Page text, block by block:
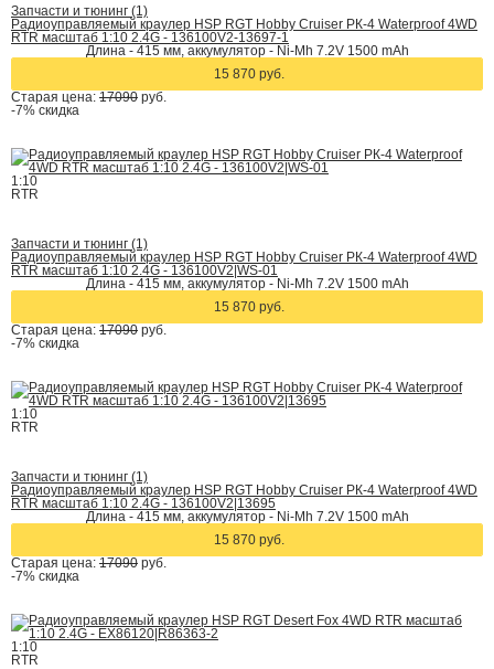
Запчасти и тюнинг (1)
Радиоуправляемый краулер HSP RGT Hobby Cruiser РК-4 Waterproof 4WD
RTR масштаб 1:10 2.4G - 136100V2-13697-1
Длина - 415 мм, аккумулятор - Ni-Mh 7.2V 1500 mAh
15 870 руб.
Старая цена: 17090 руб.
-7% скидка
1:10
RTR
Запчасти и тюнинг (1)
Радиоуправляемый краулер HSP RGT Hobby Cruiser РК-4 Waterproof 4WD
RTR масштаб 1:10 2.4G - 136100V2|WS-01
Длина - 415 мм, аккумулятор - Ni-Mh 7.2V 1500 mAh
15 870 руб.
Старая цена: 17090 руб.
-7% скидка
1:10
RTR
Запчасти и тюнинг (1)
Радиоуправляемый краулер HSP RGT Hobby Cruiser РК-4 Waterproof 4WD
RTR масштаб 1:10 2.4G - 136100V2|13695
Длина - 415 мм, аккумулятор - Ni-Mh 7.2V 1500 mAh
15 870 руб.
Старая цена: 17090 руб.
-7% скидка
1:10
RTR